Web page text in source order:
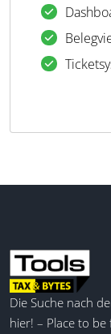
Die Suche nach
hier! – Place to